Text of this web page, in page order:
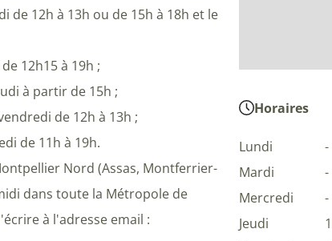
de 12h à 13h ou de 15h à 18h et le
12h15 à 19h ;
à partir de 15h ;
de 12h à 13h ;
de 11h à 19h.
Nord (Assas, Montferrier-
dans toute la Métropole de
à l'adresse email :
Horaires
Lundi
-
Mardi
-
Mercredi
-
Jeudi